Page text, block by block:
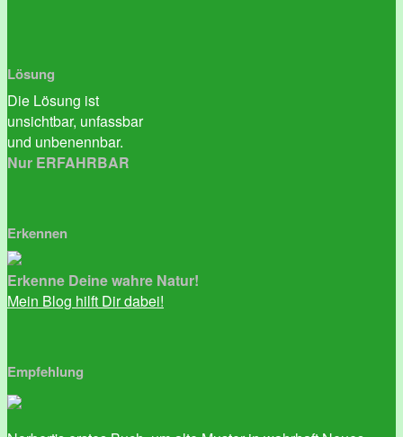
Lösung
Die Lösung ist
unsichtbar, unfassbar
und unbenennbar.
Nur ERFAHRBAR
Erkennen
Erkenne Deine wahre Natur!
Mein Blog hilft Dir dabei!
Empfehlung